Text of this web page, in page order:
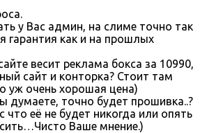
у Вас админ, на слиме точно так
гарантия как и на прошлых
весит реклама бокса за 10990,
сайт и конторка? Стоит там
уж очень хорошая цена)
думаете, точно будет прошивка..?
что её не будет никогда или опять
Ваше мнение.)